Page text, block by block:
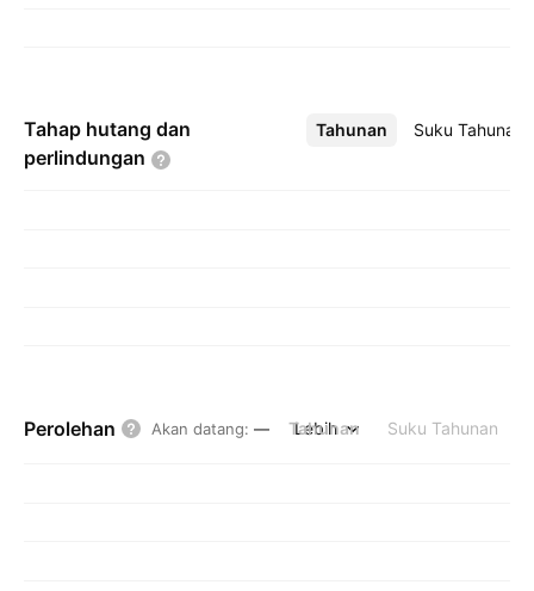
Tahap hutang dan
perlindungan
Tahunan Suku Tahunan
Lebih
Perolehan Akan datang: — Tahunan Suku Tahunan
Lebih